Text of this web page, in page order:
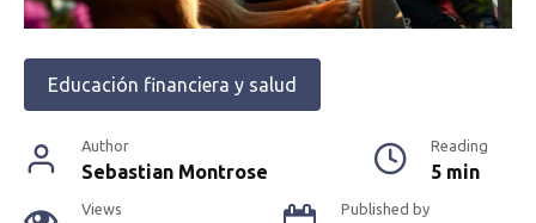
Educación financiera y salud
Author
Sebastian Montrose
Reading
5 min
Views Published by